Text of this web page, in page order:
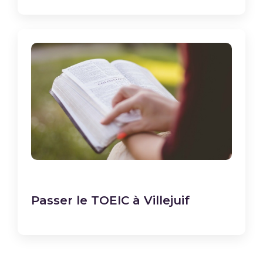
Passer le TOEIC à Villejuif